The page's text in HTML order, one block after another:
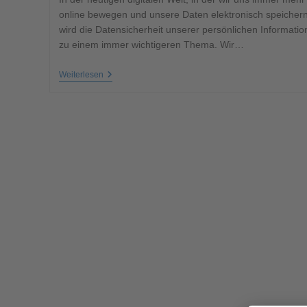
online bewegen und unsere Daten elektronisch speichern,
wird die Datensicherheit unserer persönlichen
zu einem immer wichtigeren Thema. Wir…
Weiterlesen